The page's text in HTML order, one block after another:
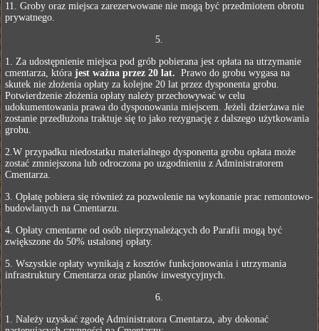
11. Groby oraz miejsca zarezerwowane nie mogą być przedmiotem obrotu
prywatnego.
5.
1. Za udostępnienie miejsca pod grób pobierana jest opłata na utrzymanie
cmentarza, którajest ważna przez 20 lat. Prawo do grobu wygasa na
skutek nie złożenia opłaty za kolejne 20 lat przez dysponenta grobu.
Potwierdzenie złożenia opłaty należy przechowywać w celu
udokumentowania prawa do dysponowania miejscem. Jeżeli dzierżawa nie
zostanie przedłużona traktuje się to jako rezygnację z dalszego użytkowania
grobu.
2.W przypadku niedostatku materialnego dysponenta grobu opłata może
zostać zmniejszona lub odroczona po uzgodnieniu z Administratorem
Cmentarza.
3. Opłatę pobiera się również za pozwolenie na wykonanie prac remontowo-
budowlanych na Cmentarzu.
4. Opłaty cmentarne od osób nieprzynależących do Parafii mogą być
zwiększone do 50% ustalonej opłaty.
5. Wszystkie opłaty wynikają z kosztów funkcjonowania i utrzymania
infrastruktury Cmentarza oraz planów inwestycyjnych.
6.
1. Należy uzyskać zgodę Administratora Cmentarza, aby dokonać